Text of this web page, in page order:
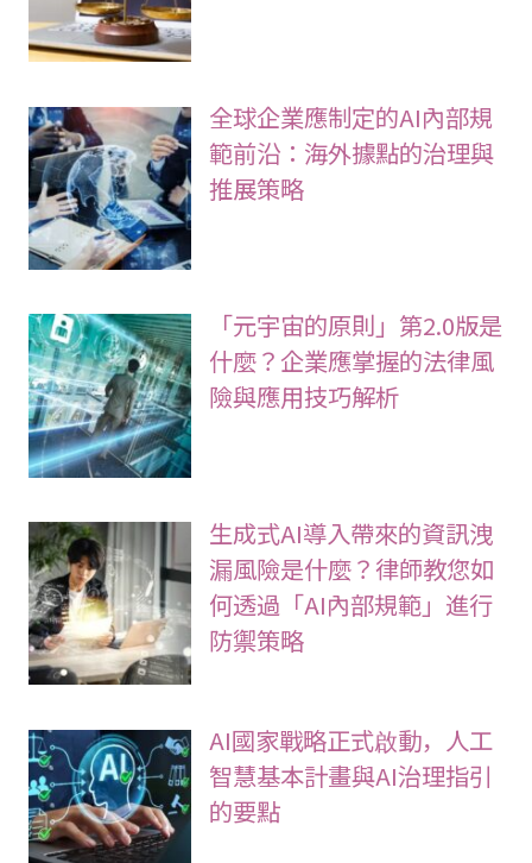
全球企業應制定的AI內部規
範前沿：海外據點的治理與
推展策略
「元宇宙的原則」第2.0版是
什麼？企業應掌握的法律風
險與應用技巧解析
生成式AI導入帶來的資訊洩
漏風險是什麼？律師教您如
何透過「AI內部規範」進行
防禦策略
AI國家戰略正式啟動，人工
智慧基本計畫與AI治理指引
的要點